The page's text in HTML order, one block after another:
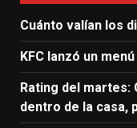
Cuánto valían los
KFC lanzó un
Rating del martes:
dentro de la casa,